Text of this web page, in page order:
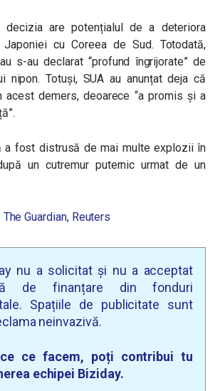
decizia are potențialul de a deteriora
cu Coreea de Sud. Totodată,
s-au declarat “profund îngrijorate” de
nipon. Totuși, SUA au anunțat deja că
acest demers, deoarece “a promis și a
a fost distrusă de mai multe explozii în
un cutremur puternic urmat de un
The Guardian, Reuters
nu a solicitat și nu a acceptat
de finanțare din fonduri
Spațiile de publicitate sunt
neinvazivă.
ce facem, poți contribui tu
echipei Biziday.